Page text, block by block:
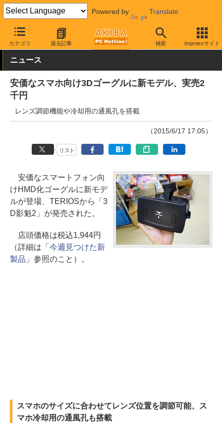
Powered by Translate
カテゴリ 過去記事 検索 Impressサイト
AKIBA PC Hotline! PC周辺機器 HMD
ニュース
安価なスマホ向け3Dゴーグルに新モデル、実売2
千円
レンズ調節機能や冷却用の通風孔を搭載
（2015/6/17 17:05）
リスト
安価なスマートフォン向
けHMD化ゴーグルに新モデ
ルが登場、TERIOSから「3
D影魁2」が発売された。
店頭価格は税込1,944円
（詳細は「 今週見つけた新
製品 」参照のこと）。
スマホのサイズに合わせてレンズ位置を調節可能、ス
マホ冷却用の通風孔も搭載